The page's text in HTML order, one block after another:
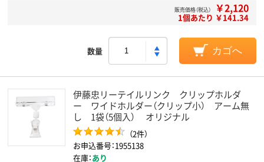
販売価格（税込） ￥2,120
1個あたり ￥141.34
数量 カゴへ
伊藤忠リーテイルリンク クリップホルダ
ー ワイドホルダー（クリップ小） アーム無
し 1袋（5個入） オリジナル
（2件）
お申込番号：1955138
在庫：あり